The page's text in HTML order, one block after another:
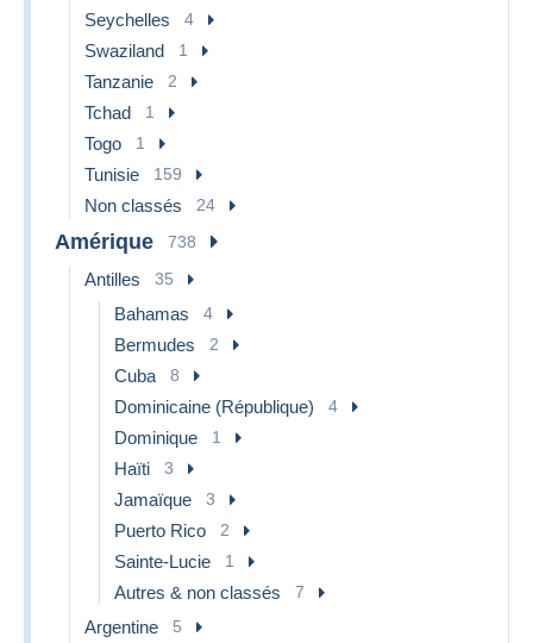
Seychelles 4
Swaziland 1
Tanzanie 2
Tchad 1
Togo 1
Tunisie 159
Non classés 24
Amérique 738
Antilles 35
Bahamas 4
Bermudes 2
Cuba 8
Dominicaine (République) 4
Dominique 1
Haïti 3
Jamaïque 3
Puerto Rico 2
Sainte-Lucie 1
Autres & non classés 7
Argentine 5